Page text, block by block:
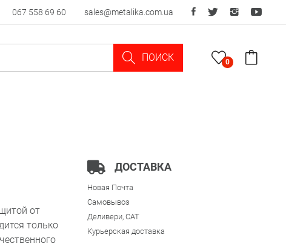
067 558 69 60 sales@metalika.com.ua
ПОИСК 0
от
только
ДОСТАВКА
Новая Почта
Самовывоз
Деливери, CAT
Курьерская доставка